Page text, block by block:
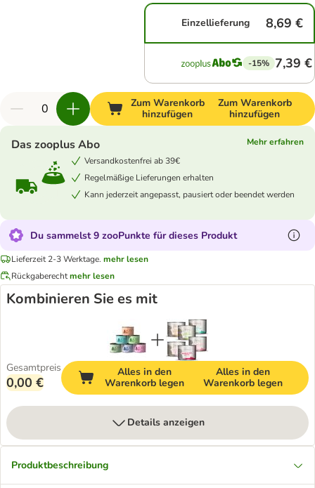
Einzellieferung 8,69 €
-15% 7,39 €
Zum Warenkorb
hinzufügen
Zum Warenkorb
hinzufügen
Das zooplus Abo
Mehr erfahren
Versandkostenfrei ab 39€
Regelmäßige Lieferungen erhalten
Kann jederzeit angepasst, pausiert oder beendet werden
Du sammelst 9 zooPunkte für dieses Produkt
Lieferzeit 2-3 Werktage. mehr lesen
Rückgaberechtmehr lesen
Kombinieren Sie es mit
Gesamtpreis
0,00 €
Alles in den
Warenkorb legen
Alles in den
Warenkorb legen
Details anzeigen
Produktbeschreibung